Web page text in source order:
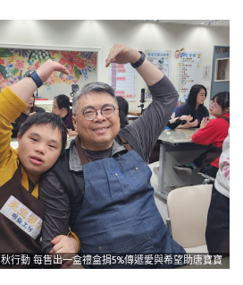
行動 每售出一盒禮盒捐5%傳遞愛與希望助唐寶寶